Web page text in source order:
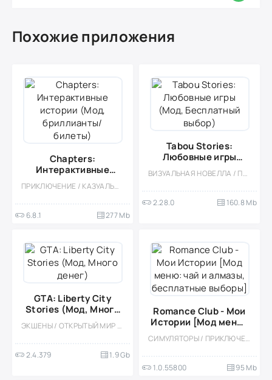
Похожие приложения
Chapters:
Интерактивные
истории (Мод,
бриллианты/билеты)
ПРИКЛЮЧЕНИЕ / КАЗУАЛЬНЫЕ / ОДНОПОЛЬЗОВАТЕЛЬСКИЕ / РЕАЛИЗМ / ОФЛАЙН / МОД / ВСТРОЕННЫЙ КЕШ / ВИЗУАЛЬНАЯ НОВЕЛЛА
6.8.1 277 Mb
Tabou Stories:
Любовные игры
(Мод, Бесплатный
выбор)
ВИЗУАЛЬНАЯ НОВЕЛЛА / ПРИКЛЮЧЕНИЕ / КАЗУАЛЬНЫЕ / ДЕВОЧКАМ / ОДНОПОЛЬЗОВАТЕЛЬСКИЕ / СТИЛИЗАЦИЯ / МОД / РОМАНТИЧЕСКИЕ ЗНАКОМСТВА / ЗНАКОМСТВА
2.28.0 160.8 Mb
GTA: Liberty City
Stories (Мод, Много
денег)
ЭКШЕНЫ / ОТКРЫТЫЙ МИР / ПОРТЫ / ПРИКЛЮЧЕНИЕ / МОД / КАЗУАЛЬНЫЕ / СТИЛИЗАЦИЯ / ОДНОПОЛЬЗОВАТЕЛЬСКИЕ / БОЛЬШАЯ / 3D / ВСТРОЕННЫЙ КЕШ / ПЛАТНАЯ
2.4.379 1.9 Gb
Romance Club - Мои
Истории [Мод меню:
чай и алмазы,
бесплатные выборы]СИМУЛЯТОРЫ / ПРИКЛЮЧЕНИЕ / СТИЛИЗАЦИЯ / КАЗУАЛЬНЫЕ / ОДНОПОЛЬЗОВАТЕЛЬСКИЕ / ОФЛАЙН / МАЛЕНЬКАЯ / МОД
1.0.55800 95 Mb